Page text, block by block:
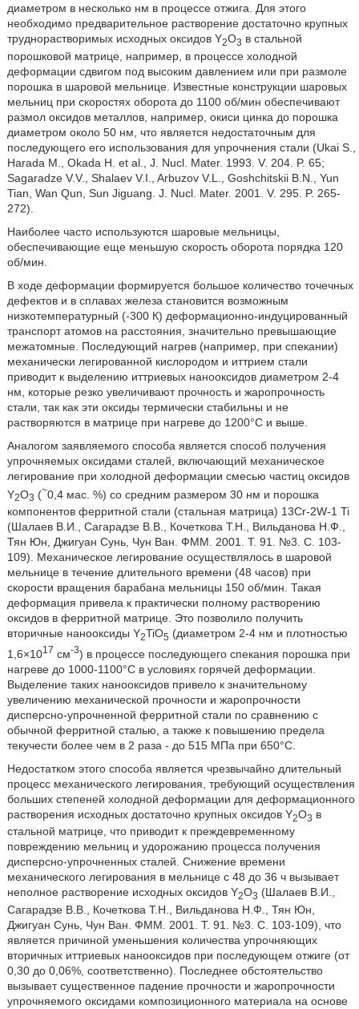
диаметром в несколько нм в процессе отжига. Для этого
необходимо предварительное растворение достаточно крупных
труднорастворимых исходных оксидов Y2O3 в стальной
порошковой матрице, например, в процессе холодной
деформации сдвигом под высоким давлением или при размоле
порошка в шаровой мельнице. Известные конструкции шаровых
мельниц при скоростях оборота до 1100 об/мин обеспечивают
размол оксидов металлов, например, окиси цинка до порошка
диаметром около 50 нм, что является недостаточным для
последующего его использования для упрочнения стали (Ukai S.,
Harada М., Okada Н. et al., J. Nucl. Mater. 1993. V. 204. P. 65;
Sagaradze V.V., Shalaev V.I., Arbuzov V.L., Goshchitskii B.N., Yun
Tian, Wan Qun, Sun Jiguang. J. Nucl. Mater. 2001. V. 295. P. 265-
272).
Наиболее часто используются шаровые мельницы,
обеспечивающие еще меньшую скорость оборота порядка 120
об/мин.
В ходе деформации формируется большое количество точечных
дефектов и в сплавах железа становится возможным
низкотемпературный (-300 К) деформационно-индуцированный
транспорт атомов на расстояния, значительно превышающие
межатомные. Последующий нагрев (например, при спекании)
механически легированной кислородом и иттрием стали
приводит к выделению иттриевых нанооксидов диаметром 2-4
нм, которые резко увеличивают прочность и жаропрочность
стали, так как эти оксиды термически стабильны и не
растворяются в матрице при нагреве до 1200°С и выше.
Аналогом заявляемого способа является способ получения
упрочняемых оксидами сталей, включающий механическое
легирование при холодной деформации смесью частиц оксидов
Y2O3 (~0,4 мас. %) со средним размером 30 нм и порошка
компонентов ферритной стали (стальная матрица) 13Cr-2W-1 Ti
(Шалаев В.И., Сагарадзе В.В., Кочеткова Т.Н., Вильданова Н.Ф.,
Тян Юн, Джигуан Сунь, Чун Ван. ФММ. 2001. Т. 91. №3. С. 103-
109). Механическое легирование осуществлялось в шаровой
мельнице в течение длительного времени (48 часов) при
скорости вращения барабана мельницы 150 об/мин. Такая
деформация привела к практически полному растворению
оксидов в ферритной матрице. Это позволило получить
вторичные нанооксиды Y2TiO5 (диаметром 2-4 нм и плотностью
1,6×1017 см-3) в процессе последующего спекания порошка при
нагреве до 1000-1100°С в условиях горячей деформации.
Выделение таких нанооксидов привело к значительному
увеличению механической прочности и жаропрочности
дисперсно-упрочненной ферритной стали по сравнению с
обычной ферритной сталью, а также к повышению предела
текучести более чем в 2 раза - до 515 МПа при 650°С.
Недостатком этого способа является чрезвычайно длительный
процесс механического легирования, требующий осуществления
больших степеней холодной деформации для деформационного
растворения исходных достаточно крупных оксидов Y2O3 в
стальной матрице, что приводит к преждевременному
повреждению мельниц и удорожанию процесса получения
дисперсно-упрочненных сталей. Снижение времени
механического легирования в мельнице с 48 до 36 ч вызывает
неполное растворение исходных оксидов Y2O3 (Шалаев В.И.,
Сагарадзе В.В., Кочеткова Т.Н., Вильданова Н.Ф., Тян Юн,
Джигуан Сунь, Чун Ван. ФММ. 2001. Т. 91. №3. С. 103-109), что
является причиной уменьшения количества упрочняющих
вторичных иттриевых нанооксидов при последующем отжиге (от
0,30 до 0,06%, соответственно). Последнее обстоятельство
вызывает существенное падение прочности и жаропрочности
упрочняемого оксидами композиционного материала на основе